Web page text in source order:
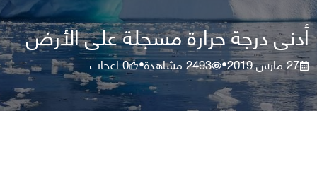
أدنى درجة حرارة مسجلة على الأرض
27 مارس 2019 •
2493مشاهدة•
0اعجاب